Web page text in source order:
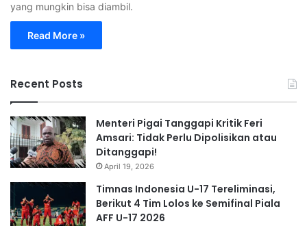
yang mungkin bisa diambil.
Read More »
Recent Posts
Menteri Pigai Tanggapi Kritik Feri
Amsari: Tidak Perlu Dipolisikan atau
Ditanggapi!
April 19, 2026
Timnas Indonesia U-17 Tereliminasi,
Berikut 4 Tim Lolos ke Semifinal Piala
AFF U-17 2026